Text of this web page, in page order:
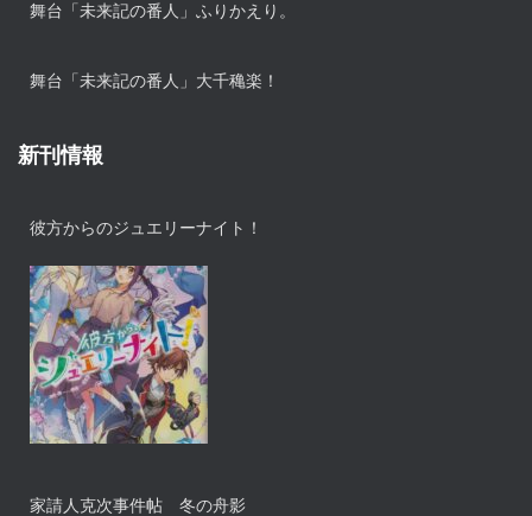
舞台「未来記の番人」ふりかえり。
舞台「未来記の番人」大千穐楽！
新刊情報
彼方からのジュエリーナイト！
家請人克次事件帖 冬の舟影